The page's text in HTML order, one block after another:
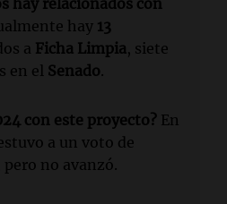
hay relacionados con
hay 13
a Ficha Limpia, siete
en el Senado.
con este proyecto? En
a un voto de
no avanzó.